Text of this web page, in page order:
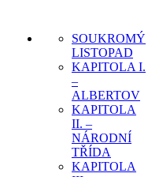
SOUKROMÝ
LISTOPAD
KAPITOLA I.
–
ALBERTOV
KAPITOLA
II. –
NÁRODNÍ
TŘÍDA
KAPITOLA